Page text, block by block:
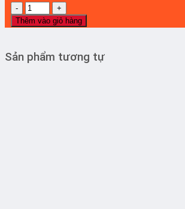
75X8500E
-
Set
thanh
36
Thêm vào giỏ hàng
Sản phẩm tương tự